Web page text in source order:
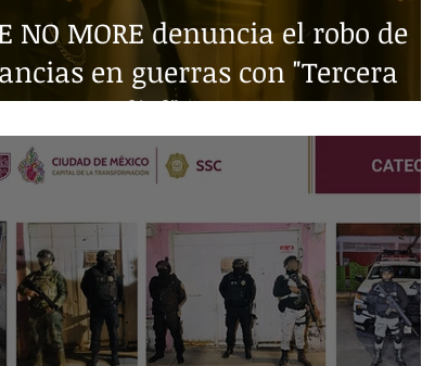
NO MORE denuncia el robo de
en guerras con "Tercera
Mundial"